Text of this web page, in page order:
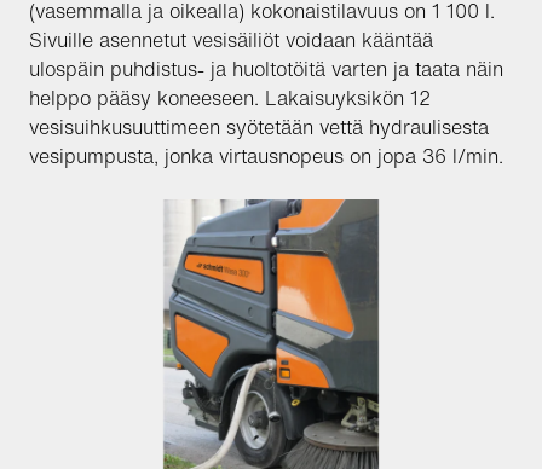
(vasemmalla ja oikealla) kokonaistilavuus on 1 100 l.
Sivuille asennetut vesisäiliöt voidaan kääntää
ulospäin puhdistus- ja huoltotöitä varten ja taata näin
helppo pääsy koneeseen. Lakaisuyksikön 12
vesisuihkusuuttimeen syötetään vettä hydraulisesta
vesipumpusta, jonka virtausnopeus on jopa 36 l/min.